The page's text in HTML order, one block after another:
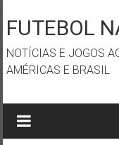
to
content
FUTEBOL
NOTÍCIAS E JOGOS
AMÉRICAS E BRASIL